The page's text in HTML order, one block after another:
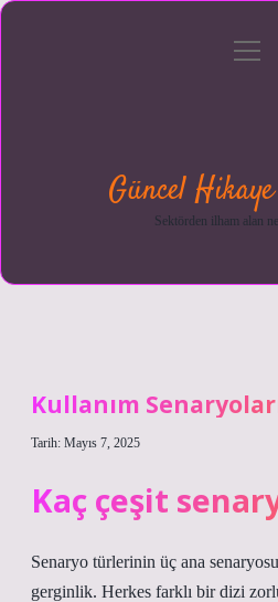
Güncel
Sektörden ilham alan
Kullanım
Tarih: Mayıs 7, 2025
Kaç çeşit
Senaryo türlerinin üç ana
gerginlik. Herkes farklı bir dizi